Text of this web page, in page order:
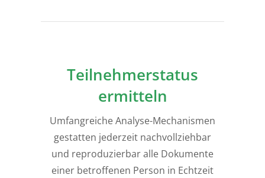
Teilnehmerstatus
ermitteln
Umfangreiche Analyse-Mechanismen
gestatten jederzeit nachvollziehbar
und reproduzierbar alle Dokumente
einer betroffenen Person in Echtzeit